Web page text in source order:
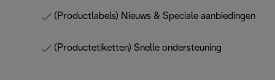
(Productlabels) Nieuws & Speciale aanbiedingen
(Productetiketten) Snelle ondersteuning